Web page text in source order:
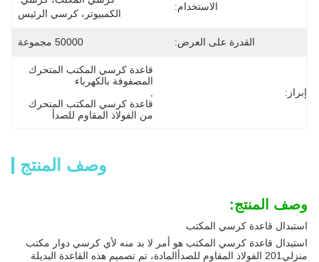
الاستخدام:
الكمبيوتر، كرسي الرئيس
القدرة على العرض: 50000 مجموعة
إبراز:
المصفوفة بالكهرباء
من الفولاذ المقاوم للصدأ
وصف المنتج
وصف المنتج:
استبدال قاعدة كرسي المكتب
استبدال قاعدة كرسي المكتب هو أمر لا بد منه لأي كرسي دوار مكتب
منزلي 201 الفولاذ المقاوم للصدأ
المادة، تم تصميم هذه القاعدة البديلة